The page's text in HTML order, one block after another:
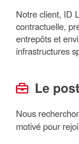
Notre client, ID
contractuelle,
entrepôts et
infrastructures
Le
Nous
motivé pour